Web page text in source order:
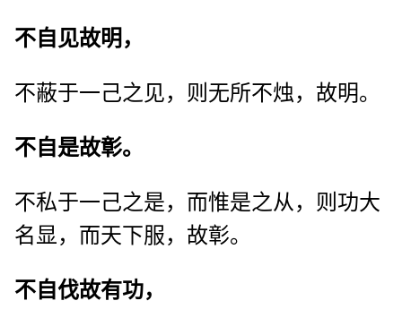
不自见故明，
不蔽于一己之见，则无所不烛，故明。
不自是故彰。
不私于一己之是，而惟是之从，则功大
名显，而天下服，故彰。
不自伐故有功，